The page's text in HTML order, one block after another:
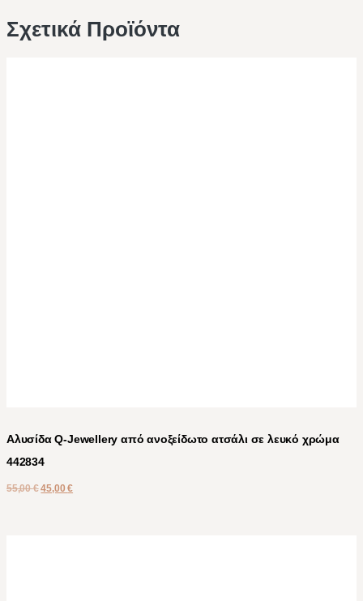
Σχετικά Προϊόντα
Αλυσίδα Q-Jewellery από ανοξείδωτο ατσάλι σε λευκό χρώμα
442834
55,00€ 45,00€